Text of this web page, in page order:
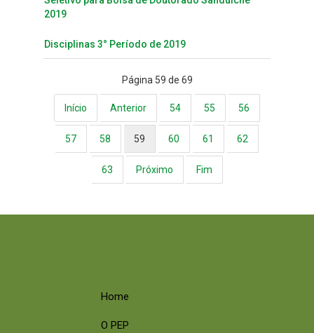
2019
Disciplinas 3° Período de 2019
Página 59 de 69
Início Anterior 54 55 56
57 58 59 60 61 62
63 Próximo Fim
Home
O PEP